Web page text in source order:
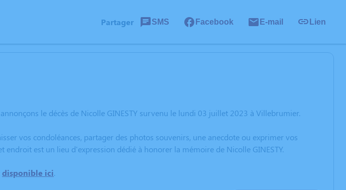
Partager SMS Facebook E-mail Lien
le décès de Nicolle GINESTY survenu le lundi 03 juillet 2023 à Villebrumier.
vos condoléances, partager des photos souvenirs, une anecdote ou exprimer vos
endroit est un lieu d'expression dédié à honorer la mémoire de Nicolle GINESTY.
disponible ici.